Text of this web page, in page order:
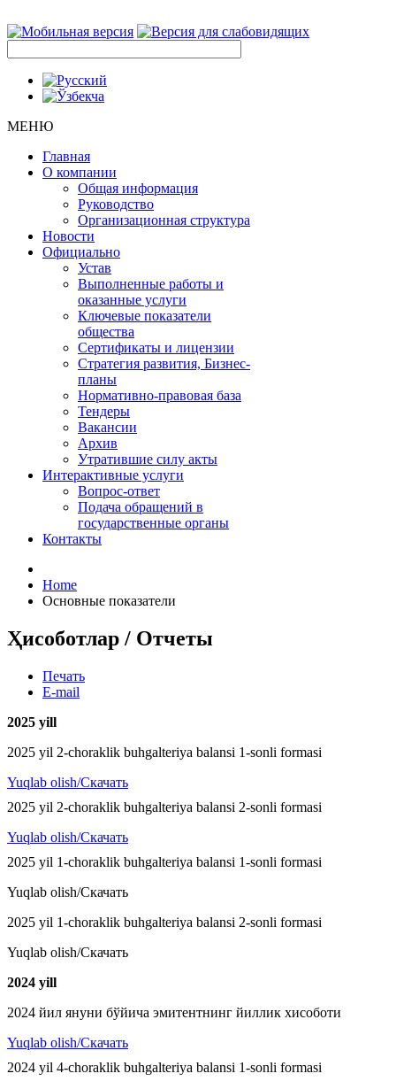
МЕНЮ
Главная
О компании
Общая информация
Руководство
Организационная структура
Новости
Официально
Устав
Выполненные работы и
оказанные услуги
Ключевые показатели
общества
Сертификаты и лицензии
Стратегия развития, Бизнес-
планы
Нормативно-правовая база
Тендеры
Вакансии
Архив
Утратившие силу акты
Интерактивные услуги
Вопрос-ответ
Подача обращений в
государственные органы
Контакты
Home
Основные показатели
Ҳисоботлар / Отчеты
Печать
E-mail
2025 yill
2025 yil 2-choraklik buhgalteriya balansi 1-sonli formasi
Yuqlab olish/Скачать
2025 yil 2-choraklik buhgalteriya balansi 2-sonli formasi
Yuqlab olish/Скачать
2025 yil 1-choraklik buhgalteriya balansi 1-sonli formasi
Yuqlab olish/Скачать
2025 yil 1-choraklik buhgalteriya balansi 2-sonli formasi
Yuqlab olish/Скачать
2024 yill
2024 йил януни бўйича эмитентнинг йиллик хисоботи
Yuqlab olish/Скачать
2024 yil 4-choraklik buhgalteriya balansi 1-sonli formasi